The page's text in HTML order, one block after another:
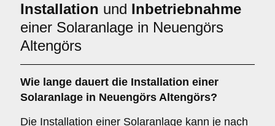
Installation und Inbetriebnahme
einer Solaranlage in Neuengörs
Altengörs
Wie lange dauert die Installation einer
Solaranlage in Neuengörs Altengörs?
Die Installation einer Solaranlage kann je nach